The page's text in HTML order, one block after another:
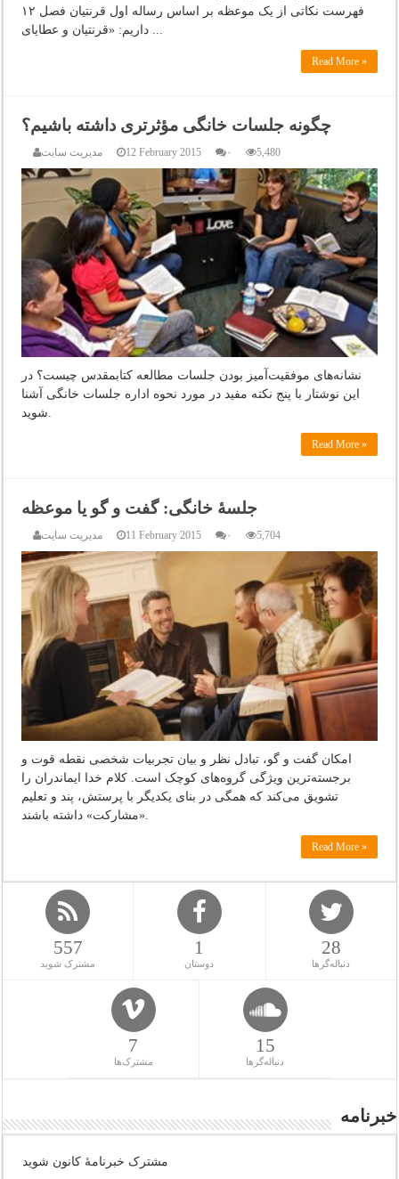
فهرست نکاتی از یک موعظه بر اساس رساله اول قرنتیان فصل ۱۲
Read More »
چگونه جلسات خانگی مؤثرتری داشته باشیم؟
مدیریت سایت 12 February 2015 ۰ 5,480
نشانه‌های موفقیت‌آمیز بودن جلسات مطالعه کتابمقدس چیست؟ در
این نوشتار با پنج نکته مفید در مورد نحوه اداره جلسات خانگی آشنا
شوید.
Read More »
جلسۀ خانگی: گفت و گو یا موعظه
مدیریت سایت 11 February 2015 ۰ 5,704
امکان گفت و گو، تبادل نظر و بیان تجربیات شخصی نقطه قوت و
برجسته‌ترین ویژگی‌ گروه‌های کوچک است. کلام خدا ایماندران را
تشویق می‌کند که همگی در بنای یکدیگر با پرستش، پند و تعلیم
Read More »
557
مشترک شوید
1
دوستان
28
دنباله‌گرها
7
مشترک‌ها
15
دنباله‌گرها
خبرنامه
مشترک خبرنامهٔ کانون شوید